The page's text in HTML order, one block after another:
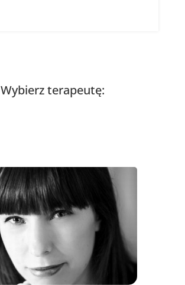
Wybierz terapeutę: